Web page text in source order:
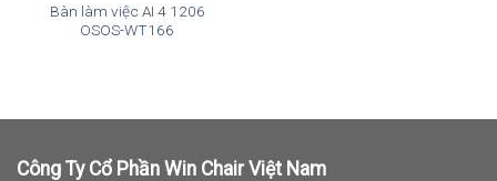
Bàn làm việc AI 4 1206
OSOS-WT166
Công Ty Cổ Phần Win Chair Việt Nam